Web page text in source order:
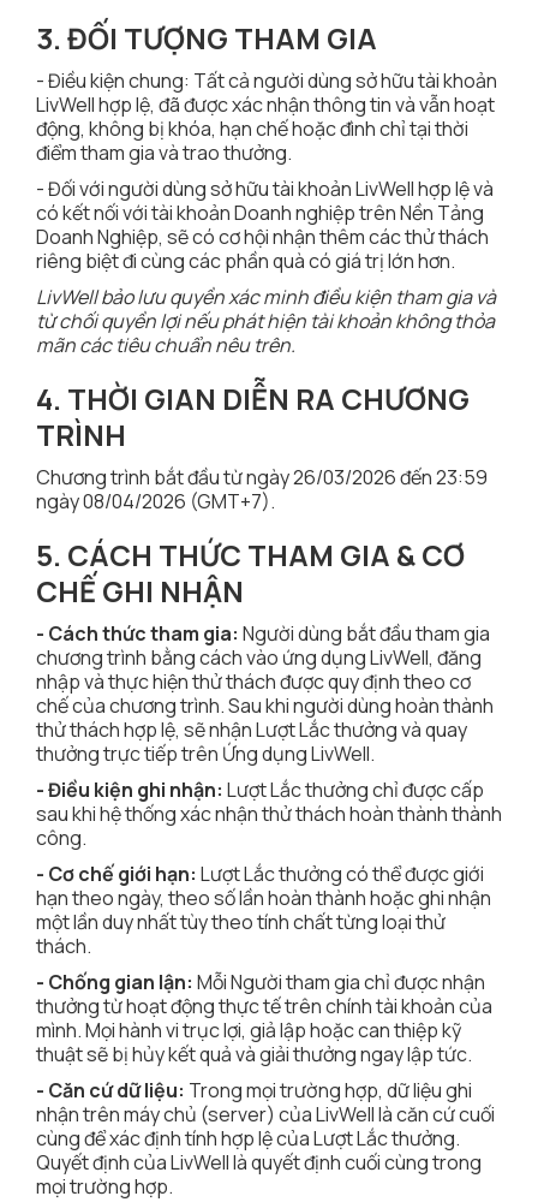
3. ĐỐI TƯỢNG THAM GIA
- Điều kiện chung: Tất cả người dùng sở hữu tài khoản
LivWell hợp lệ, đã được xác nhận thông tin và vẫn hoạt
động, không bị khóa, hạn chế hoặc đình chỉ tại thời
điểm tham gia và trao thưởng.
- Đối với người dùng sở hữu tài khoản LivWell hợp lệ và
có kết nối với tài khoản Doanh nghiệp trên Nền Tảng
Doanh Nghiệp, sẽ có cơ hội nhận thêm các thử thách
riêng biệt đi cùng các phần quà có giá trị lớn hơn.
LivWell bảo lưu quyền xác minh điều kiện tham gia và
từ chối quyền lợi nếu phát hiện tài khoản không thỏa
mãn các tiêu chuẩn nêu trên.
4. THỜI GIAN DIỄN RA CHƯƠNG
TRÌNH
Chương trình bắt đầu từ ngày 26/03/2026 đến 23:59
ngày 08/04/2026 (GMT+7).
5. CÁCH THỨC THAM GIA & CƠ
CHẾ GHI NHẬN
- Cách thức tham gia: Người dùng bắt đầu tham gia
chương trình bằng cách vào ứng dụng LivWell, đăng
nhập và thực hiện thử thách được quy định theo cơ
chế của chương trình. Sau khi người dùng hoàn thành
thử thách hợp lệ, sẽ nhận Lượt Lắc thưởng và quay
thưởng trực tiếp trên Ứng dụng LivWell.
- Điều kiện ghi nhận: Lượt Lắc thưởng chỉ được cấp
sau khi hệ thống xác nhận thử thách hoàn thành thành
công.
- Cơ chế giới hạn: Lượt Lắc thưởng có thể được giới
hạn theo ngày, theo số lần hoàn thành hoặc ghi nhận
một lần duy nhất tùy theo tính chất từng loại thử
thách.
- Chống gian lận: Mỗi Người tham gia chỉ được nhận
thưởng từ hoạt động thực tế trên chính tài khoản của
mình. Mọi hành vi trục lợi, giả lập hoặc can thiệp kỹ
thuật sẽ bị hủy kết quả và giải thưởng ngay lập tức.
- Căn cứ dữ liệu: Trong mọi trường hợp, dữ liệu ghi
nhận trên máy chủ (server) của LivWell là căn cứ cuối
cùng để xác định tính hợp lệ của Lượt Lắc thưởng.
Quyết định của LivWell là quyết định cuối cùng trong
mọi trường hợp.